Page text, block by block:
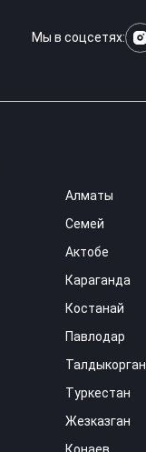
Мы в соцсетях:
Алматы
Семей
Актобе
Караганда
Костанай
Павлодар
Талдыкорган
Туркестан
Жезказган